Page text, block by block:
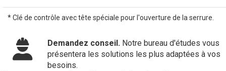
* Clé de contrôle avec tête spéciale pour l'ouverture de la serrure.
Demandez conseil. Notre bureau d'études vous
présentera les solutions les plus adaptées à vos
besoins.